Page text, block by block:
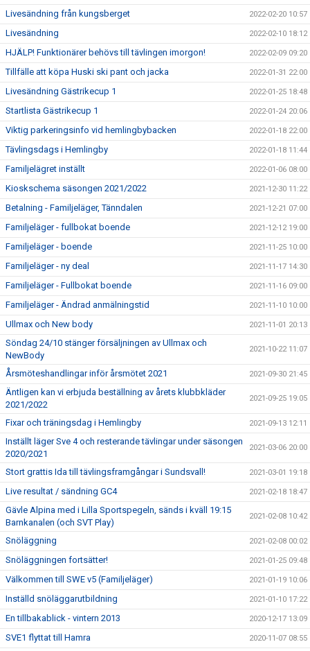
Livesändning från kungsberget 2022-02-20 10:57
Livesändning 2022-02-10 18:12
HJÄLP! Funktionärer behövs till tävlingen imorgon! 2022-02-09 09:20
Tillfälle att köpa Huski ski pant och jacka 2022-01-31 22:00
Livesändning Gästrikecup 1 2022-01-25 18:48
Startlista Gästrikecup 1 2022-01-24 20:06
Viktig parkeringsinfo vid hemlingbybacken 2022-01-18 22:00
Tävlingsdags i Hemlingby 2022-01-18 11:44
Familjelägret inställt 2022-01-06 08:00
Kioskschema säsongen 2021/2022 2021-12-30 11:22
Betalning - Familjeläger, Tänndalen 2021-12-21 07:00
Familjeläger - fullbokat boende 2021-12-12 19:00
Familjeläger - boende 2021-11-25 10:00
Familjeläger - ny deal 2021-11-17 14:30
Familjeläger - Fullbokat boende 2021-11-16 09:00
Familjeläger - Ändrad anmälningstid 2021-11-10 10:00
Ullmax och New body 2021-11-01 20:13
Söndag 24/10 stänger försäljningen av Ullmax och
NewBody
2021-10-22 11:07
Årsmöteshandlingar inför årsmötet 2021 2021-09-30 21:45
Äntligen kan vi erbjuda beställning av årets klubbkläder
2021/2022
2021-09-25 19:05
Fixar och träningsdag i Hemlingby 2021-09-13 12:11
Inställt läger Sve 4 och resterande tävlingar under säsongen
2020/2021
2021-03-06 20:00
Stort grattis Ida till tävlingsframgångar i Sundsvall! 2021-03-01 19:18
Live resultat / sändning GC4 2021-02-18 18:47
Gävle Alpina med i Lilla Sportspegeln, sänds i kväll 19:15
Barnkanalen (och SVT Play)
2021-02-08 10:42
Snöläggning 2021-02-08 00:02
Snöläggningen fortsätter! 2021-01-25 09:48
Välkommen till SWE v5 (Familjeläger) 2021-01-19 10:06
Inställd snöläggarutbildning 2021-01-10 17:22
En tillbakablick - vintern 2013 2020-12-17 13:09
SVE1 flyttat till Hamra 2020-11-07 08:55